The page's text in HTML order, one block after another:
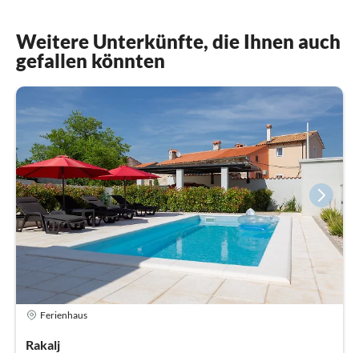
Weitere Unterkünfte, die Ihnen auch
gefallen könnten
Ferienhaus
Rakalj